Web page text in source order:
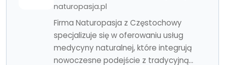
naturopasja.pl
Firma Naturopasja z Częstochowy
specjalizuje się w oferowaniu usług
medycyny naturalnej, które integrują
nowoczesne podejście z tradycyjną...